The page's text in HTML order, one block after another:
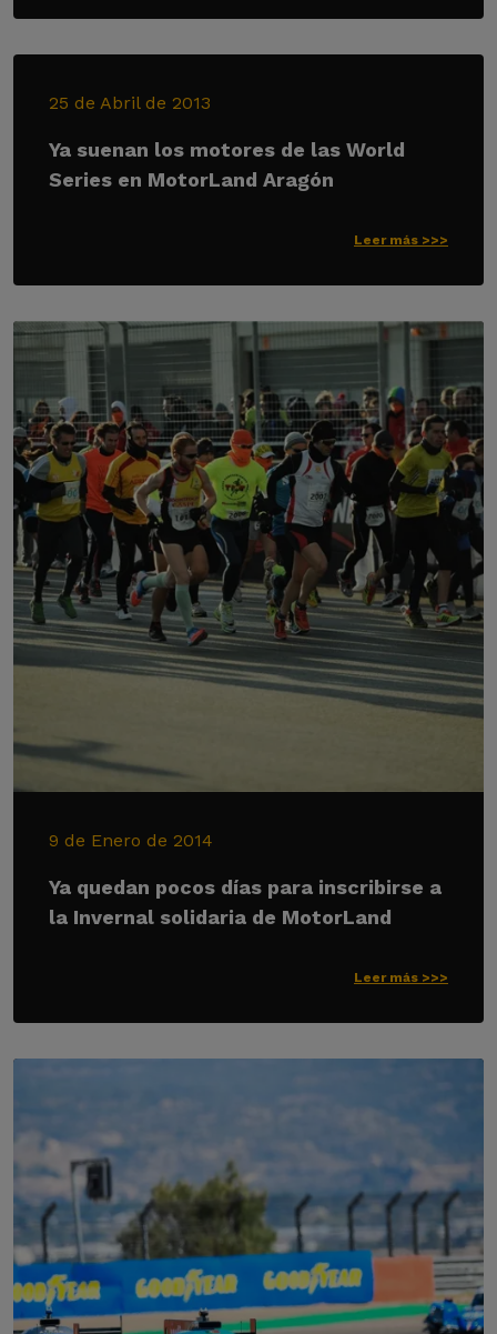
25 de Abril de 2013
Ya suenan los motores de las World
Series en MotorLand Aragón
Leer más >>>
9 de Enero de 2014
Ya quedan pocos días para inscribirse a
la Invernal solidaria de MotorLand
Leer más >>>